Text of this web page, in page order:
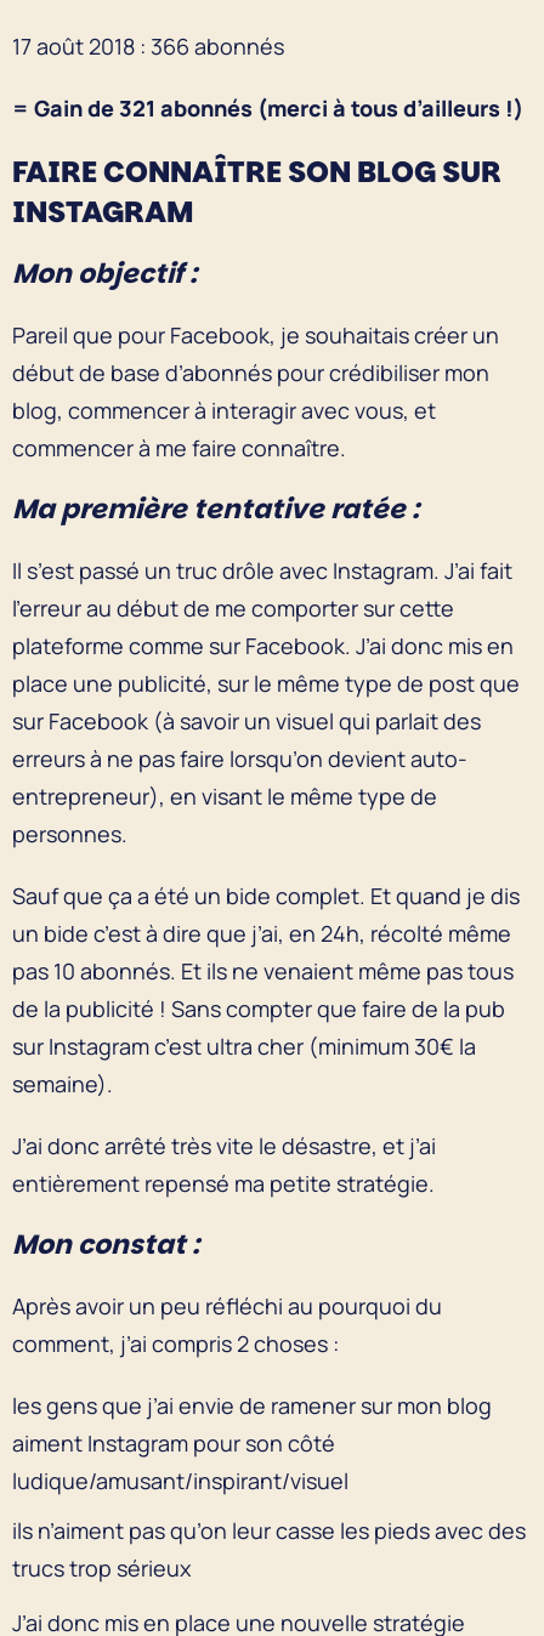
17 août 2018 : 366 abonnés
= Gain de 321 abonnés (merci à tous d’ailleurs !)
FAIRE CONNAÎTRE SON BLOG SUR
INSTAGRAM
Mon objectif :
Pareil que pour Facebook, je souhaitais créer un
début de base d’abonnés pour crédibiliser mon
blog, commencer à interagir avec vous, et
commencer à me faire connaître.
Ma première tentative ratée :
Il s’est passé un truc drôle avec Instagram. J’ai fait
l’erreur au début de me comporter sur cette
plateforme comme sur Facebook. J’ai donc mis en
place une publicité, sur le même type de post que
sur Facebook (à savoir un visuel qui parlait des
erreurs à ne pas faire lorsqu’on devient auto-
entrepreneur), en visant le même type de
personnes.
Sauf que ça a été un bide complet. Et quand je dis
un bide c’est à dire que j’ai, en 24h, récolté même
pas 10 abonnés. Et ils ne venaient même pas tous
de la publicité ! Sans compter que faire de la pub
sur Instagram c’est ultra cher (minimum 30€ la
semaine).
J’ai donc arrêté très vite le désastre, et j’ai
entièrement repensé ma petite stratégie.
Mon constat :
Après avoir un peu réfléchi au pourquoi du
comment, j’ai compris 2 choses :
les gens que j’ai envie de ramener sur mon blog
aiment Instagram pour son côté
ludique/amusant/inspirant/visuel
ils n’aiment pas qu’on leur casse les pieds avec des
trucs trop sérieux
J’ai donc mis en place une nouvelle stratégie